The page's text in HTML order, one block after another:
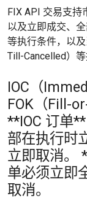
FIX API 交易支持
以及立即成交、
等执行条件，以
Till-Cancelled）
IOC（
FOK（Fill-
**IOC 订单
部在执行时
立即取消。
单必须立即
取消。